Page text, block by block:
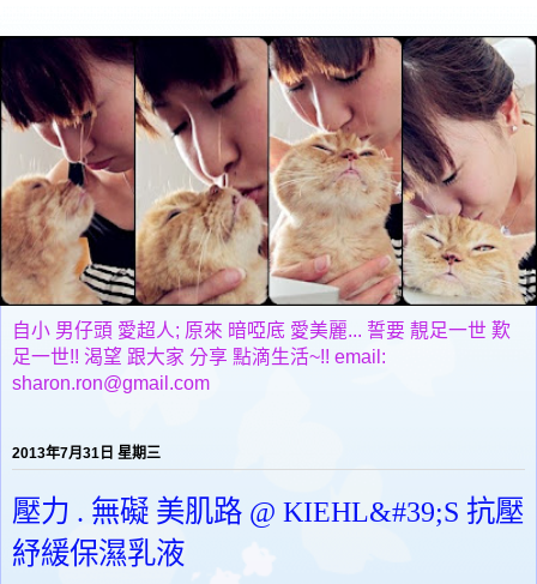
自小 男仔頭 愛超人; 原來 暗啞底 愛美麗... 誓要 靚足一世 歎
足一世!! 渴望 跟大家 分享 點滴生活~!! email:
sharon.ron@gmail.com
2013年7月31日 星期三
壓力 . 無礙 美肌路 @ KIEHL&#39;S 抗壓
紓緩保濕乳液